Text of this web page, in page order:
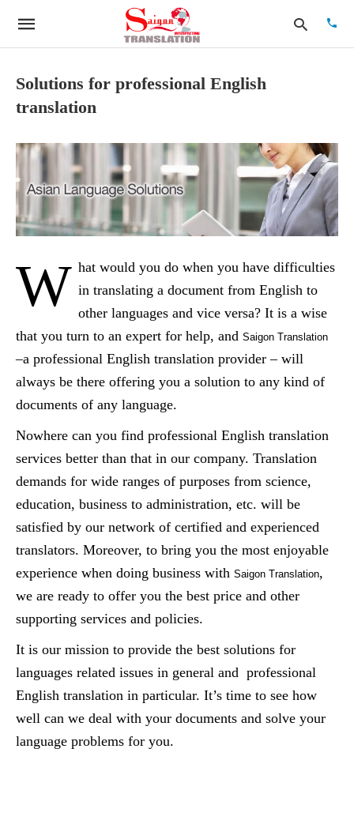
query
and
hit
enter:
Solutions for professional English
translation
W hat would you do when you have difficulties
in translating a document from English to
other languages and vice versa? It is a wise
that you turn to an expert for help, and Saigon Translation
–a professional English translation provider – will
always be there offering you a solution to any kind of
documents of any language.
Nowhere can you find professional English translation
services better than that in our company. Translation
demands for wide ranges of purposes from science,
education, business to administration, etc. will be
satisfied by our network of certified and experienced
translators. Moreover, to bring you the most enjoyable
experience when doing business with Saigon Translation,
we are ready to offer you the best price and other
supporting services and policies.
It is our mission to provide the best solutions for
languages related issues in general and professional
English translation in particular. It’s time to see how
well can we deal with your documents and solve your
language problems for you.